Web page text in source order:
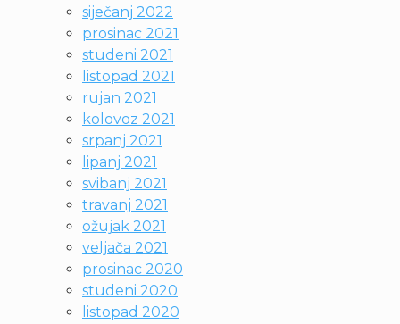
siječanj 2022
prosinac 2021
studeni 2021
listopad 2021
rujan 2021
kolovoz 2021
srpanj 2021
lipanj 2021
svibanj 2021
travanj 2021
ožujak 2021
veljača 2021
prosinac 2020
studeni 2020
listopad 2020